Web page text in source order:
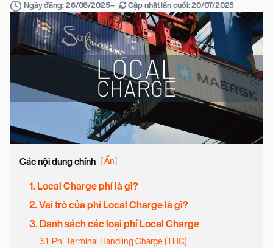
Ngày đăng: 26/06/2025– Cập nhật lần cuối:20/07/2025
Các nội dung chính [Ẩn]
1. Local Charge phí là gì?
2. Vai trò của phí Local Charge là gì?
3. Danh sách các loại phí Local Charge
3.1. Phí Terminal Handling Charge (THC)